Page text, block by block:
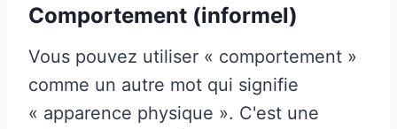
Comportement (informel)
Vous pouvez utiliser « comportement »
comme un autre mot qui signifie
« apparence physique ». C'est une